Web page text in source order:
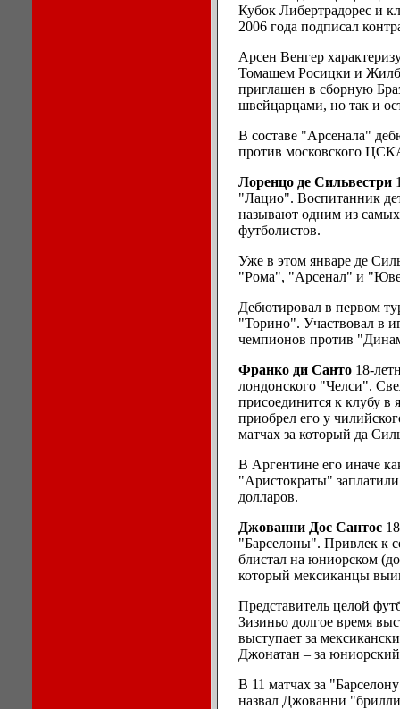
Кубок Либертрадорес и
2006 года подписал
Арсен Венгер
Томашем Росицки и
приглашен в сборную
швейцарцами, но так и
В составе "Арсенала"
против московского
Лоренцо де Сильвестри
"Лацио". Воспитанник
называют одним из
футболистов.
Уже в этом январе де
"Рома", "Арсенал" и
Дебютировал в первом
"Торино". Участвовал в
чемпионов против
Франко ди Санто 18-
лондонского "Челси".
присоединится к клубу
приобрел его у
матчах за который да
В Аргентине его иначе
"Аристократы"
долларов.
Джованни Дос Сантос
"Барселоны". Привлек к
блистал на юниорском
который мексиканцы
Представитель целой
Зизиньо долгое время
выступает за
Джонатан – за
В 11 матчах за
назвал Джованни